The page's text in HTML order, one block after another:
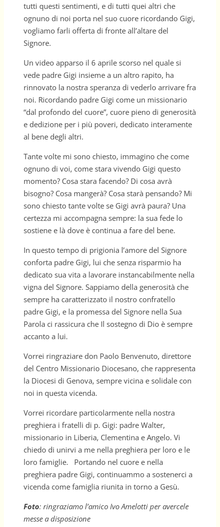
tutti questi sentimenti, e di tutti quei altri che
ognuno di noi porta nel suo cuore ricordando Gigi,
vogliamo farli offerta di fronte all’altare del
Signore.
Un video apparso il 6 aprile scorso nel quale si
vede padre Gigi insieme a un altro rapito, ha
rinnovato la nostra speranza di vederlo arrivare fra
noi. Ricordando padre Gigi come un missionario
“dal profondo del cuore”, cuore pieno di generosità
e dedizione per i più poveri, dedicato interamente
al bene degli altri.
Tante volte mi sono chiesto, immagino che come
ognuno di voi, come stara vivendo Gigi questo
momento? Cosa stara facendo? Di cosa avrà
bisogno? Cosa mangerà? Cosa starà pensando? Mi
sono chiesto tante volte se Gigi avrà paura? Una
certezza mi accompagna sempre: la sua fede lo
sostiene e là dove è continua a fare del bene.
In questo tempo di prigionia l’amore del Signore
conforta padre Gigi, lui che senza risparmio ha
dedicato sua vita a lavorare instancabilmente nella
vigna del Signore. Sappiamo della generosità che
sempre ha caratterizzato il nostro confratello
padre Gigi, e la promessa del Signore nella Sua
Parola ci rassicura che Il sostegno di Dio è sempre
accanto a lui.
Vorrei ringraziare don Paolo Benvenuto, direttore
del Centro Missionario Diocesano, che rappresenta
la Diocesi di Genova, sempre vicina e solidale con
noi in questa vicenda.
Vorrei ricordare particolarmente nella nostra
preghiera i fratelli di p. Gigi: padre Walter,
missionario in Liberia, Clementina e Angelo. Vi
chiedo di unirvi a me nella preghiera per loro e le
loro famiglie. Portando nel cuore e nella
preghiera padre Gigi, continuammo a sostenerci a
vicenda come famiglia riunita in torno a Gesù.
Foto: ringraziamo l’amico Ivo Amelotti per avercele
messe a disposizione